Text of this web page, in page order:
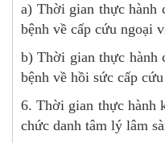
a) Thời gian thực hành
bệnh về cấp cứu ngoại
b) Thời gian thực hành
bệnh về hồi sức cấp
6. Thời gian thực hành
chức danh tâm lý lâm